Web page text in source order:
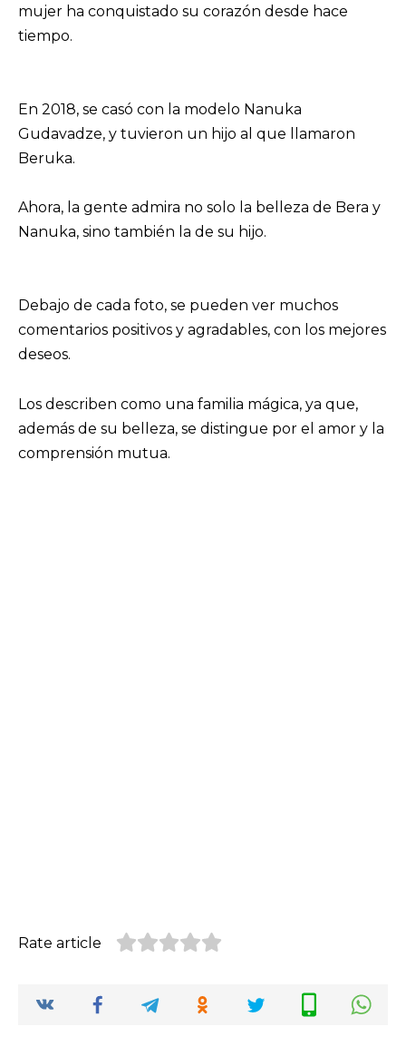
mujer ha conquistado su corazón desde hace
tiempo.
En 2018, se casó con la modelo Nanuka
Gudavadze, y tuvieron un hijo al que llamaron
Beruka.
Ahora, la gente admira no solo la belleza de Bera y
Nanuka, sino también la de su hijo.
Debajo de cada foto, se pueden ver muchos
comentarios positivos y agradables, con los mejores
deseos.
Los describen como una familia mágica, ya que,
además de su belleza, se distingue por el amor y la
comprensión mutua.
Rate article